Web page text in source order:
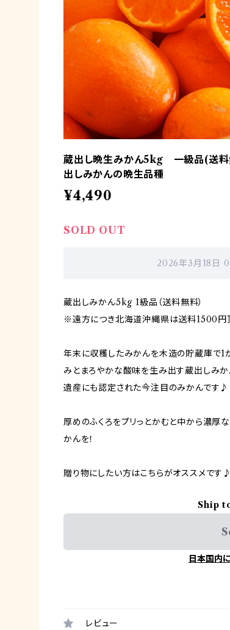
蔵出し晩生みかん5kg 一級品(送料
出しみかんの晩生品種
¥4,490
SOLD OUT
2026年3月18日
蔵出しみかん5kg 1級品（送料無料）
※遠方につき北海道沖縄県は送料1500円
年末に収穫したみかんを木造の貯蔵庫で1
みとまろやかな酸味を生み出す蔵出しみ
遺産にも認定された今注目のみかんです♪
厚めのふくろをプリっとかむと中から濃厚
かんを！
贈り物にしたい方はこちらがオススメです♪
Ship
日本国内
レビュー